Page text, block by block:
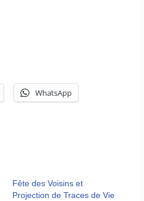
WhatsApp
Fête des Voisins et
Projection de Traces de Vie